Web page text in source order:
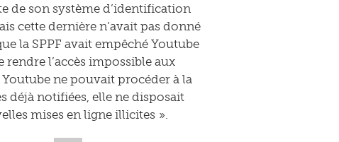
de son système d’identification
cette dernière n’avait pas donné
la SPPF avait empêché Youtube
rendre l’accès impossible aux
ne pouvait procéder à la
déjà notifiées, elle ne disposait
mises en ligne illicites ».